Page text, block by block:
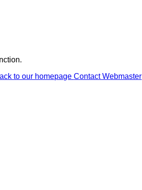
to our homepageContact Webmaster